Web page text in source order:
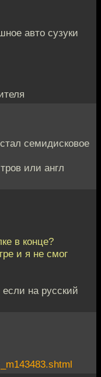
авто сузуки
семидисковое
или англ
в конце?
и я не смог
на русский